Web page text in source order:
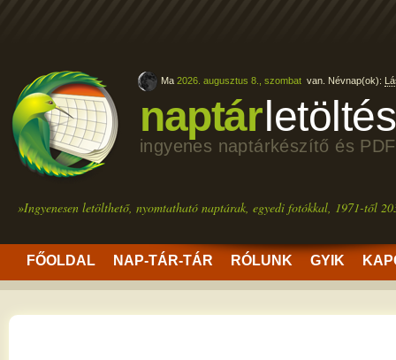
naptárletöltés
ingyenes naptárkészítő és
»Ingyenesen letölthető, nyomtatható naptárak, egyedi fotókkal, 1971-től
FŐOLDAL NAP-TÁR-TÁR RÓLUNK GYIK
Ma 2026. augusztus 8., szombat van. Névnap(ok):